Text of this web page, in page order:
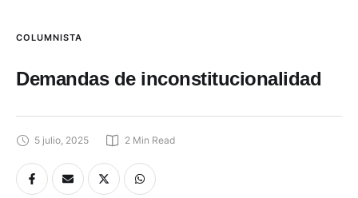
COLUMNISTA
Demandas de inconstitucionalidad
5 julio, 2025 2 Min Read